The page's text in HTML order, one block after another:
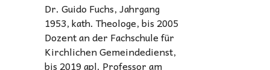
Dr. Guido Fuchs, Jahrgang
1953, kath. Theologe, bis 2005
Dozent an der Fachschule für
Kirchlichen Gemeindedienst,
bis 2019 apl. Professor am